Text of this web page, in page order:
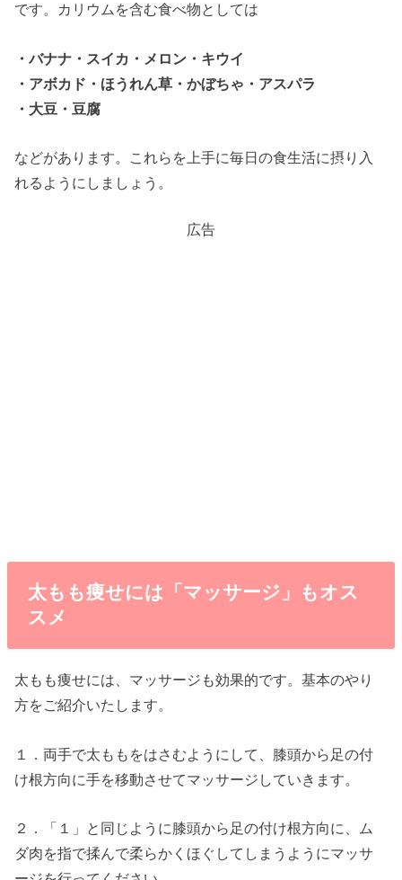
です。カリウムを含む食べ物としては
・バナナ・スイカ・メロン・キウイ
・アボカド・ほうれん草・かぼちゃ・アスパラ
・大豆・豆腐
などがあります。これらを上手に毎日の食生活に摂り入
れるようにしましょう。
広告
太もも痩せには「マッサージ」もオス
スメ
太もも痩せには、マッサージも効果的です。基本のやり
方をご紹介いたします。
１．両手で太ももをはさむようにして、膝頭から足の付
け根方向に手を移動させてマッサージしていきます。
２．「１」と同じように膝頭から足の付け根方向に、ム
ダ肉を指で揉んで柔らかくほぐしてしまうようにマッサ